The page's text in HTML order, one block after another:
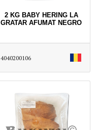
2 KG BABY HERING LA
GRATAR AFUMAT NEGRO
4040200106